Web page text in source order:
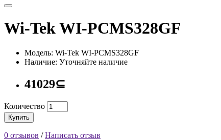
Wi-Tek WI-PCMS328GF
Модель: Wi-Tek WI-PCMS328GF
Наличие: Уточняйте наличие
41029⊆
Количество
Купить
0 отзывов /Написать отзыв